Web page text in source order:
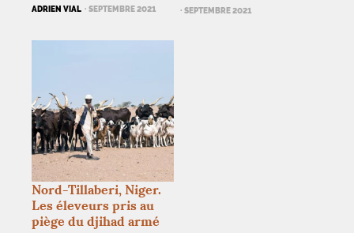
ADRIEN VIAL · SEPTEMBRE 2021
· SEPTEMBRE 2021
Nord-Tillaberi, Niger.
Les éleveurs pris au
piège du djihad armé